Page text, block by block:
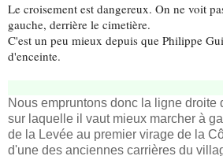
Le croisement est dangereux. On ne voit
gauche, derrière le cimetière.
C'est un peu mieux depuis que Philippe
d'enceinte.
Nous empruntons donc la ligne droite
sur laquelle il vaut mieux marcher à
de la Levée au premier virage de la
d'une des anciennes carrières du